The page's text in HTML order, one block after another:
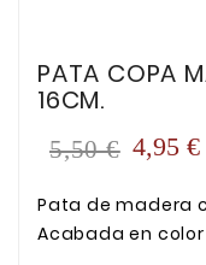
PATA COPA
16CM.
5,50 € 4,95 €
Pata de madera
Acabada en